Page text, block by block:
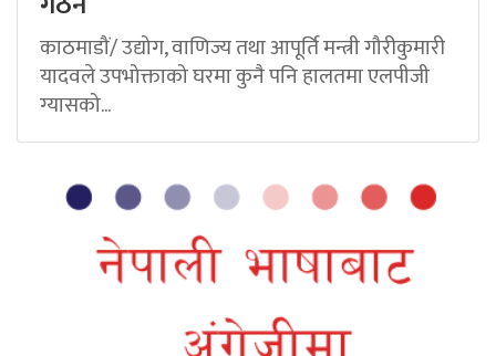
काठमाडौं/ उद्योग, वाणिज्य तथा आपूर्ति मन्त्री गौरीकुमारी
यादवले उपभोक्ताको घरमा कुनै पनि हालतमा एलपीजी
ग्यासको...